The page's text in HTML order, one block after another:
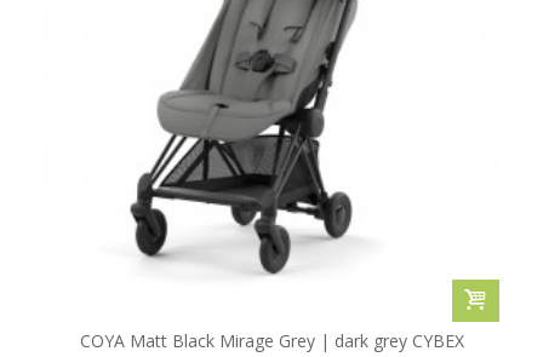
COYA Matt Black Mirage Grey | dark grey CYBEX